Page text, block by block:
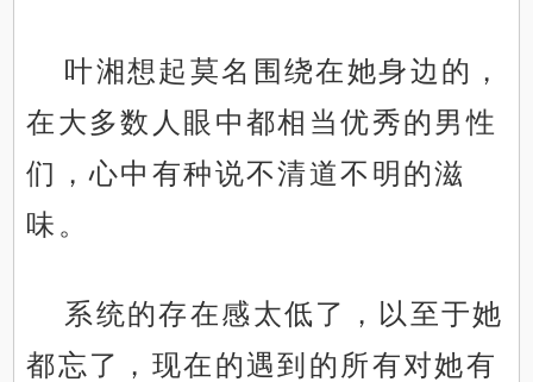
叶湘想起莫名围绕在她身边的，
在大多数人眼中都相当优秀的男性
们，心中有种说不清道不明的滋
味。
系统的存在感太低了，以至于她
都忘了，现在的遇到的所有对她有